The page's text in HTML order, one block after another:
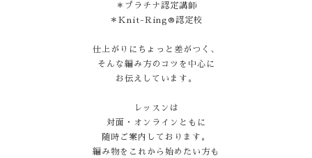
＊プラチナ認定講師
＊Knit-Ring®認定校
仕上がりにちょっと差がつく、
そんな編み方のコツを中心に
お伝えしています。
レッスンは
対面・オンラインともに
随時ご案内しております。
編み物をこれから始めたい方も